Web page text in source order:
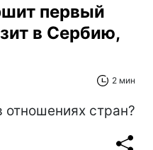
первый
в Сербию,
2 мин
отношениях стран?